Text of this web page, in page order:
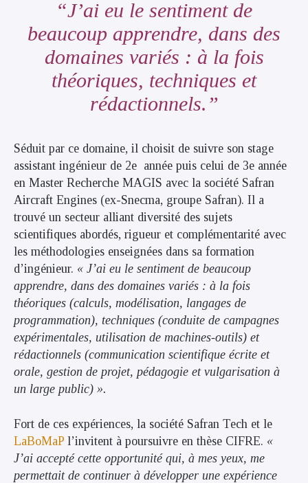
J’ai eu le sentiment de
beaucoup apprendre, dans des
domaines variés : à la fois
théoriques, techniques et
rédactionnels.
Séduit par ce domaine, il choisit de suivre son stage
assistant ingénieur de 2e année puis celui de 3e année
en Master Recherche MAGIS avec la société Safran
Aircraft Engines (ex-Snecma, groupe Safran). Il a
trouvé un secteur alliant diversité des sujets
scientifiques abordés, rigueur et complémentarité avec
les méthodologies enseignées dans sa formation
d’ingénieur. « J’ai eu le sentiment de beaucoup
apprendre, dans des domaines variés : à la fois
théoriques (calculs, modélisation, langages de
programmation), techniques (conduite de campagnes
expérimentales, utilisation de machines-outils) et
rédactionnels (communication scientifique écrite et
orale, gestion de projet, pédagogie et vulgarisation à
un large public) ».
Fort de ces expériences, la société Safran Tech et le
LaBoMaP l’invitent à poursuivre en thèse CIFRE. «
J’ai accepté cette opportunité qui, à mes yeux, me
permettait de continuer à développer une expérience